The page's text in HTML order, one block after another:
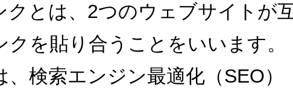
クとは、2つのウェブサイトが
クを貼り合うことをいいます。
、検索エンジン最適化（SEO）